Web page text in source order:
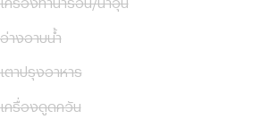
อ่างอาบน้ำ
เตาปรุงอาหาร
เครื่องดูดควัน